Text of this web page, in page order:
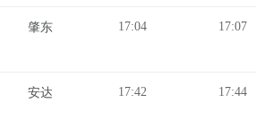
肇东 17:04 17:07
安达 17:42 17:44